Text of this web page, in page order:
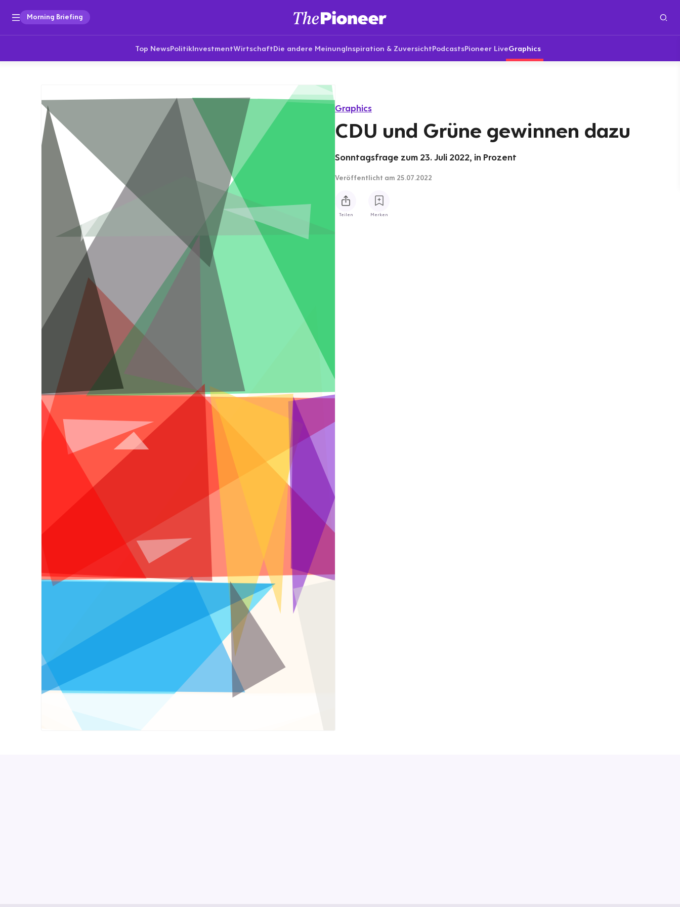
Morning Briefing
Top NewsPolitikInvestmentWirtschaftDie andere MeinungInspiration & ZuversichtPodcastsPioneer LiveGraphics
Graphics
CDU und Grüne gewinnen dazu
Sonntagsfrage zum 23. Juli 2022, in Prozent
Veröffentlicht am 25.07.2022
Teilen Merken